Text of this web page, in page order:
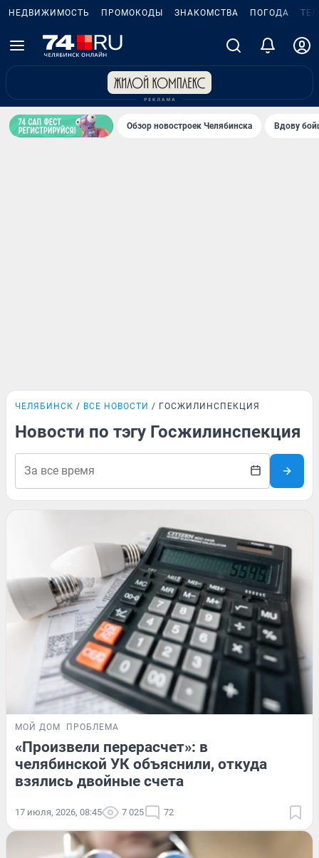
НЕДВИЖИМОСТЬ ПРОМОКОДЫ ЗНАКОМСТВА ПОГОДА
Обзор новостроек Челябинска Вдову
ЧЕЛЯБИНСК ВСЕ НОВОСТИ ГОСЖИЛИНСПЕКЦИЯ
Новости по тэгу Госжилинспекция
МОЙ ДОМ ПРОБЛЕМА
«Произвели перерасчет»: в
челябинской УК объяснили, откуда
взялись двойные счета
17 июля, 2026, 08:45 7 025 72